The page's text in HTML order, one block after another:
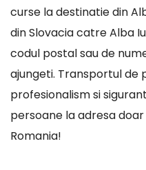
curse la destinatie din
din Slovacia catre Alba
codul postal sau de
ajungeti. Transportul de
profesionalism si
persoane la adresa
Romania!